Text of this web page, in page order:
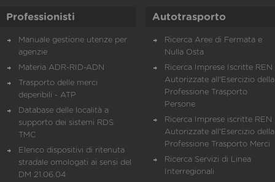
Professionisti
Manuale gestione utenze per
agenzie
Materia ADR-RID-ADN
Trasporto delle merci
deperibili - ATP
Database delle località a
supporto dei sistemi RDS
TMC
Elenco dispositivi di ritenuta
stradale omologati ai sensi del
DM 21.06.04
Autotrasporto
Ricerca Aree di Fermata e
Nulla Osta
Ricerca Imprese Iscritte REN
Autorizzate all'Esercizio della
Professione Trasporto
Persone
Ricerca Imprese iscritte REN
Autorizzate all'Esercizio della
Professione Trasporto Merci
Ricerca Servizi di Linea
Interregionali